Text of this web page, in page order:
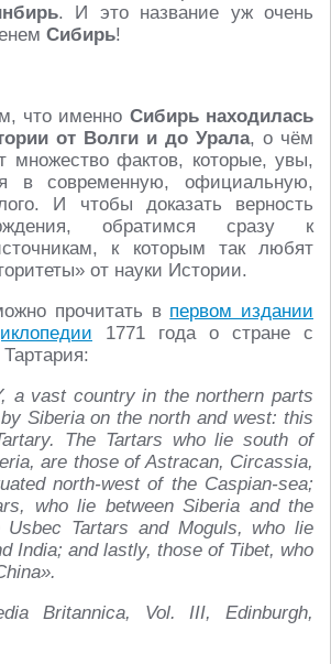
. И это название уж очень
Сибирь!
что именно Сибирь находилась
от Волги и до Урала, о чём
множество фактов, которые, увы,
в современную, официальную,
И чтобы доказать верность
обратимся сразу к
к которым так любят
от науки Истории.
прочитать в первом издании
1771 года о стране с
a vast country in the northern parts
Siberia on the north and west: this
The Tartars who lie south of
are those of Astracan, Circassia,
north-west of the Caspian-sea;
who lie between Siberia and the
Usbec Tartars and Moguls, who lie
India; and lastly, those of Tibet, who
Britannica, Vol. III, Edinburgh,